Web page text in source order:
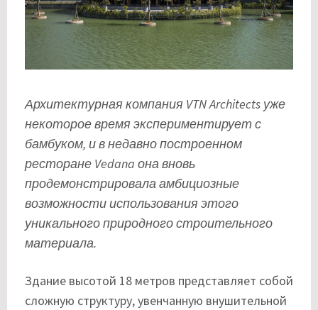
Архитектурная компания VTN Architects уже
некоторое время экспериментирует с
бамбуком, и в недавно построенном
ресторане Vedana она вновь
продемонстрировала амбициозные
возможности использования этого
уникального природного строительного
материала.
Здание высотой 18 метров представляет собой
сложную структуру, увенчанную внушительной